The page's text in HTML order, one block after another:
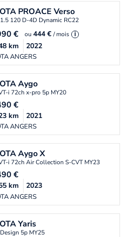
PROACE Verso
120 D-4D Dynamic RC22
€ ou 444 € / mois i
ANGERS
km 2022
Aygo
i 72ch x-pro 5p MY20
€
ANGERS
km 2021
Aygo X
i 72ch Air Collection S-CVT MY23
€
ANGERS
km 2023
Yaris
5p MY25